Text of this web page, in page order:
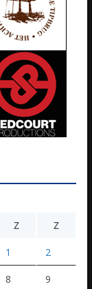
Z Z
1 2
8 9